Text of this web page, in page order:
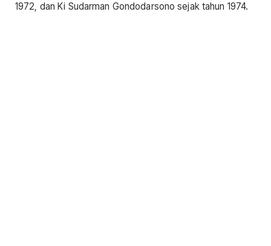
1972, dan Ki Sudarman Gondodarsono sejak tahun 1974.